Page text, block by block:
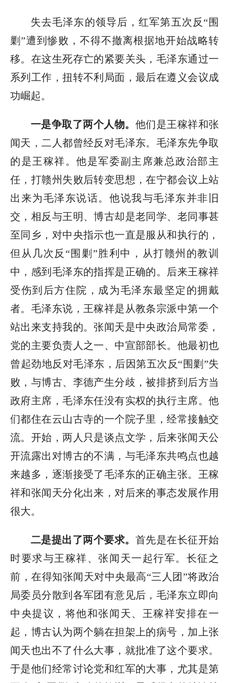
失去毛泽东的领导后，红军第五次反“围
剿”遭到惨败，不得不撤离根据地开始战略转
移。在这生死存亡的紧要关头，毛泽东通过一
系列工作，扭转不利局面，最后在遵义会议成
功崛起。
一是争取了两个人物。 他们是王稼祥和张
闻天，二人都曾经反对毛泽东。毛泽东先争取
的是王稼祥。他是军委副主席兼总政治部主
任，打赣州失败后转变思想，在宁都会议上站
出来为毛泽东说话。他说我与毛泽东并非旧
交，相反与王明、博古却是老同学、老同事甚
至同乡，对中央指示也一直是服从和执行的，
但从几次反“围剿”胜利中，从打赣州的教训
中，感到毛泽东的指挥是正确的。后来王稼祥
受伤到后方住院，成为毛泽东最坚定的拥戴
者。毛泽东说，王稼祥是从教条宗派中第一个
站出来支持我的。张闻天是中央政治局常委，
党的主要负责人之一、中宣部部长。他最初也
曾起劲地反对毛泽东，后因第五次反“围剿”失
败，与博古、李德产生分歧，被排挤到后方当
政府主席，毛泽东任没有实权的执行主席。他
们都住在云山古寺的一个院子里，经常接触交
流。开始，两人只是谈点文学，后来张闻天公
开流露出对博古的不满，与毛泽东共鸣点也越
来越多，逐渐接受了毛泽东的正确主张。王稼
祥和张闻天分化出来，对后来的事态发展作用
很大。
二是提出了两个要求。 首先是在长征开始
时要求与王稼祥、张闻天一起行军。长征之
前，在得知张闻天对中央最高“三人团”将政治
局委员分散到各军团有意见后，毛泽东立即向
中央提议，将他和张闻天、王稼祥安排在一
起，博古认为两个躺在担架上的病号，加上张
闻天也出不了什么大事，就批准了这个要求。
于是他们经常讨论党和红军的大事，尤其是第